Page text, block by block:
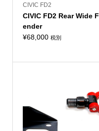
CIVIC FD2
CIVIC FD2 Rear Wide F
ender
¥68,000 税別